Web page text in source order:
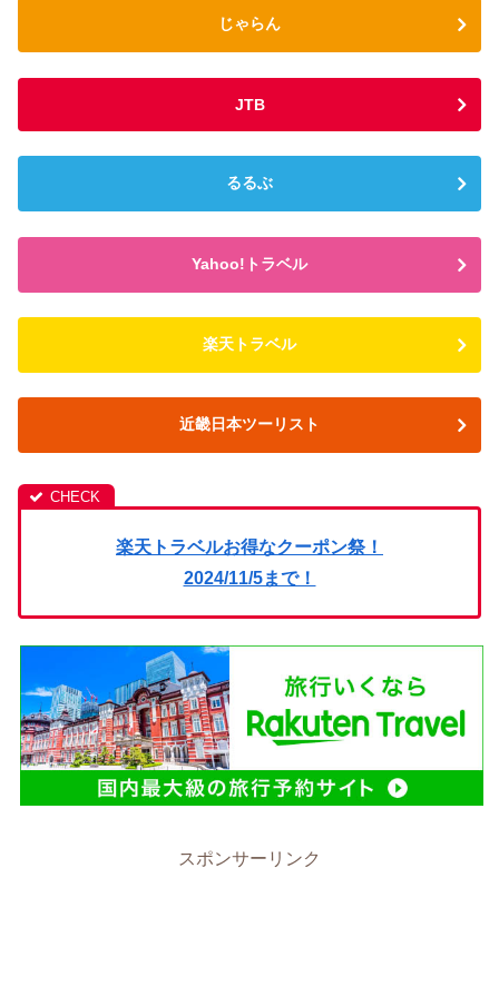
じゃらん
JTB
るるぶ
Yahoo!トラベル
楽天トラベル
近畿日本ツーリスト
楽天トラベルお得なクーポン祭！
2024/11/5まで！
スポンサーリンク